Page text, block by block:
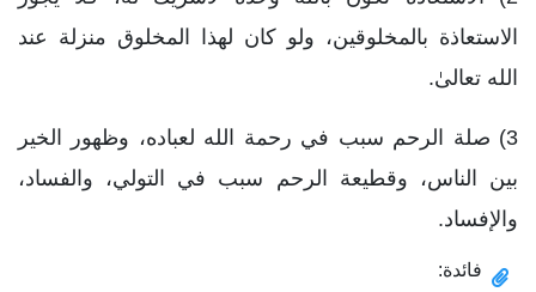
الاستعاذة بالمخلوقين، ولو كان لهذا المخلوق منزلة عند
الله تعالىٰ.
3) صلة الرحم سبب في رحمة الله لعباده، وظهور الخير
بين الناس، وقطيعة الرحم سبب في التولي، والفساد،
والإفساد.
فائدة: